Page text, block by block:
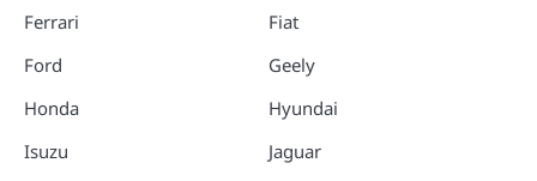
Ferrari
Ford
Honda
Isuzu
Fiat
Geely
Hyundai
Jaguar